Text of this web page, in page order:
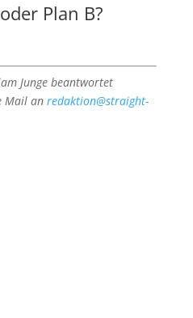
Plan B?
Junge beantwortet
Mail an redaktion@straight-